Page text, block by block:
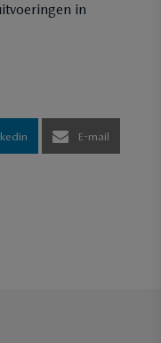
in
E-mail